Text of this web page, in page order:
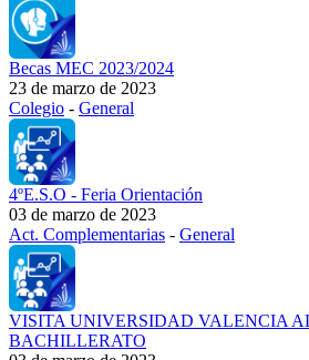
Becas MEC 2023/2024
23 de marzo de 2023
Colegio - General
4ºE.S.O - Feria Orientación
03 de marzo de 2023
Act. Complementarias - General
VISITA UNIVERSIDAD VALENCIA
BACHILLERATO